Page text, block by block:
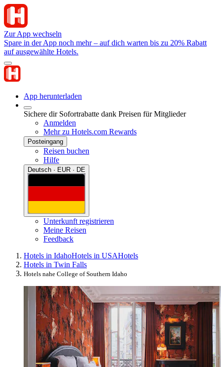
Zur App wechseln
Spare in der App noch mehr – auf dich warten bis zu 20% Rabatt
auf ausgewählte Hotels.
App herunterladen
Sichere dir Sofortrabatte dank Preisen für Mitglieder
Anmelden
Mehr zu Hotels.com Rewards
Posteingang
Reisen buchen
Hilfe
Deutsch · EUR · DE
Unterkunft registrieren
Meine Reisen
Feedback
Hotels in IdahoHotels in USAHotels
Hotels in Twin Falls
Hotels nahe College of Southern Idaho